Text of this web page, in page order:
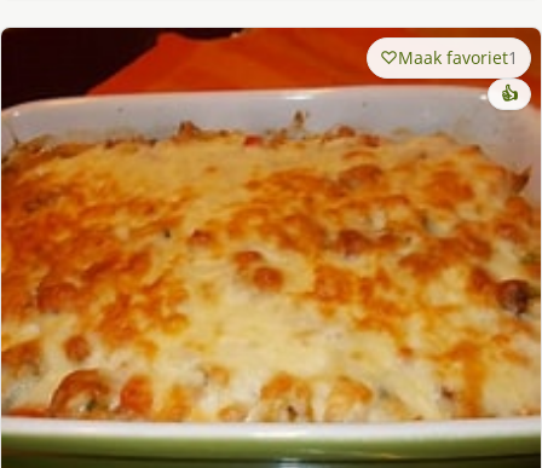
Maak favoriet1
👍